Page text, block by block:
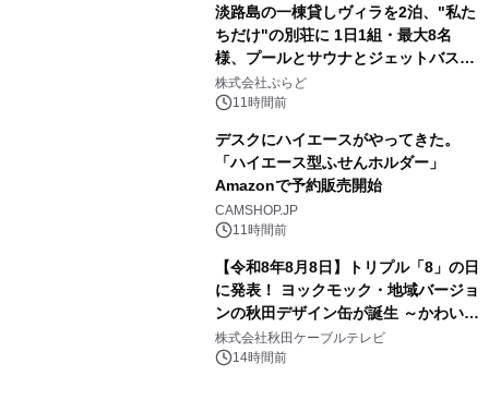
淡路島の一棟貸しヴィラを2泊、"私た
ちだけ"の別荘に 1日1組・最大8名
様、プールとサウナとジェットバス付
きで Villa Mon Temps AWAJIの連泊
素泊りプラン
株式会社ぷらど
11時間前
デスクにハイエースがやってきた。
「ハイエース型ふせんホルダー」
Amazonで予約販売開始
CAMSHOP.JP
11時間前
【令和8年8月8日】トリプル「8」の日
に発表！ ヨックモック・地域バージョ
ンの秋田デザイン缶が誕生 ～かわいい
秋田犬の子犬と秋田の四季と名所を巡
るパッケージ～ 9月1日(火)秋田県内で
株式会社秋田ケーブルテレビ
14時間前